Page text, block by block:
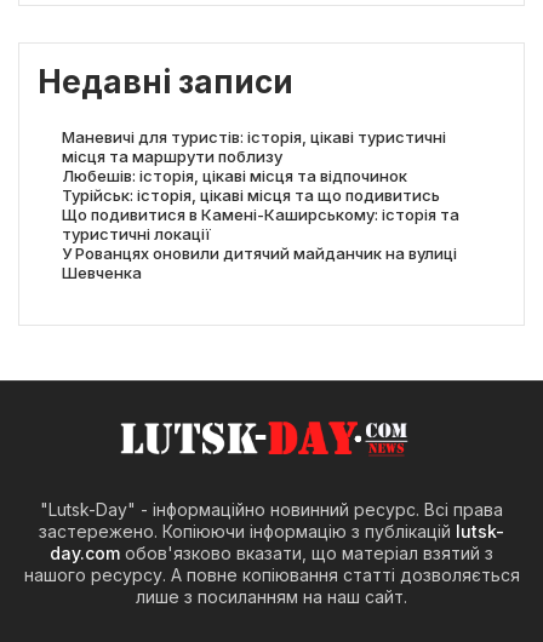
Недавні записи
Маневичі для туристів: історія, цікаві туристичні
місця та маршрути поблизу
Любешів: історія, цікаві місця та відпочинок
Турійськ: історія, цікаві місця та що подивитись
Що подивитися в Камені-Каширському: історія та
туристичні локації
У Рованцях оновили дитячий майданчик на вулиці
Шевченка
"Lutsk-Day" - інформаційно новинний ресурс. Всі права
застережено. Копіюючи інформацію з публікацій lutsk-
day.com обов'язково вказати, що матеріал взятий з
нашого ресурсу. А повне копіювання статті дозволяється
лише з посиланням на наш сайт.